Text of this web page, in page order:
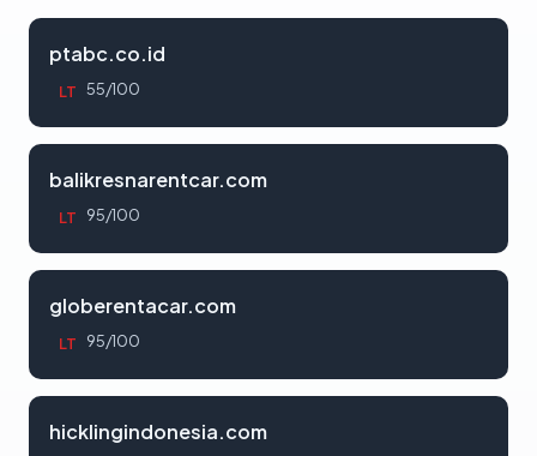
ptabc.co.id
LT 55/100
balikresnarentcar.com
LT 95/100
globerentacar.com
LT 95/100
hicklingindonesia.com